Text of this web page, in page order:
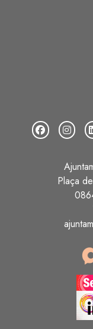
Plaça